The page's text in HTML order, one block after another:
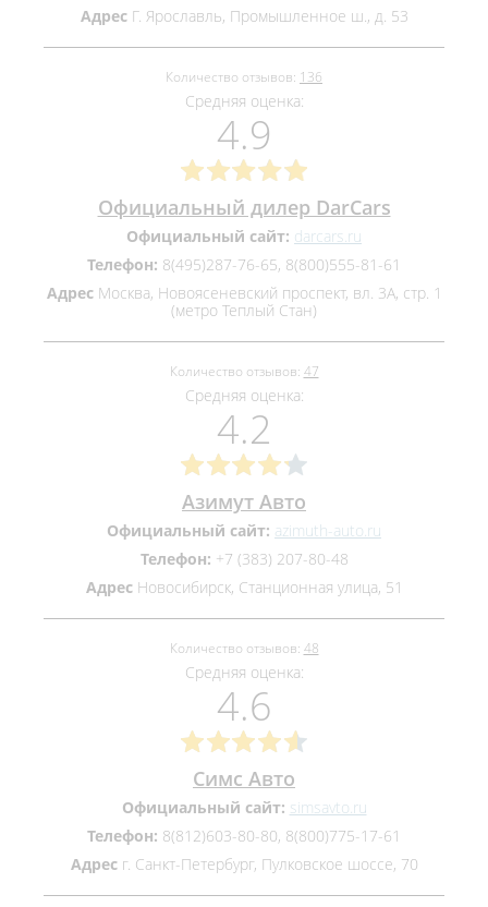
АдресГ. Ярославль, Промышленное ш., д. 53
Количество отзывов: 136
Средняя оценка:
4.9
Официальный дилер DarCars
Официальный сайт: darcars.ru
Телефон: 8(495)287-76-65, 8(800)555-81-61
АдресМосква, Новоясеневский проспект, вл. 3А, стр. 1
(метро Теплый Стан)
Количество отзывов: 47
Средняя оценка:
4.2
Азимут Авто
Официальный сайт: azimuth-auto.ru
Телефон: +7 (383) 207-80-48
АдресНовосибирск, Станционная улица, 51
Количество отзывов: 48
Средняя оценка:
4.6
Симс Авто
Официальный сайт: simsavto.ru
Телефон: 8(812)603-80-80, 8(800)775-17-61
Адресг. Санкт-Петербург, Пулковское шоссе, 70